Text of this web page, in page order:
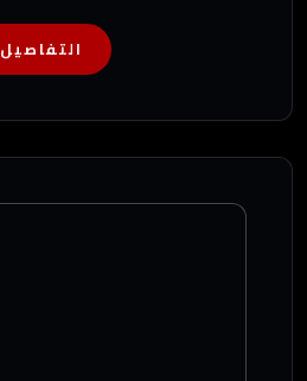
التفاصيل